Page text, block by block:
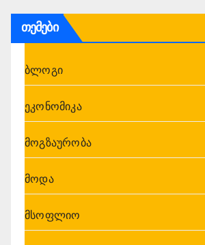
თემები
ბლოგი
ეკონომიკა
მოგზაურობა
მოდა
მსოფლიო